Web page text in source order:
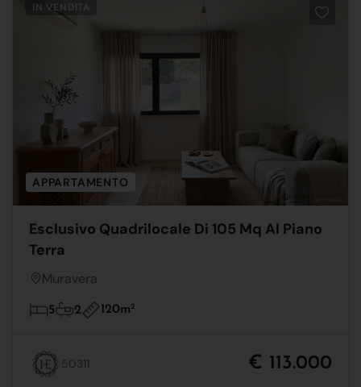
IN VENDITA
APPARTAMENTO
Esclusivo Quadrilocale Di 105 Mq Al Piano
Terra
Muravera
5 2 120m2
50311 € 113.000